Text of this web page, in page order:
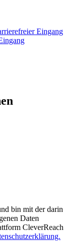
Eingang
bin mit der darin
Daten
CleverReach